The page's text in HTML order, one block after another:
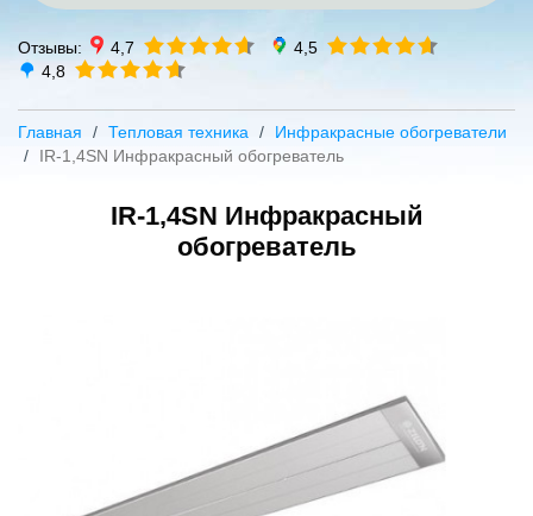
Отзывы: 4,7
4,5
4,8
Главная Тепловая техника
Инфракрасные обогреватели
IR-1,4SN Инфракрасный обогреватель
IR-1,4SN Инфракрасный
обогреватель